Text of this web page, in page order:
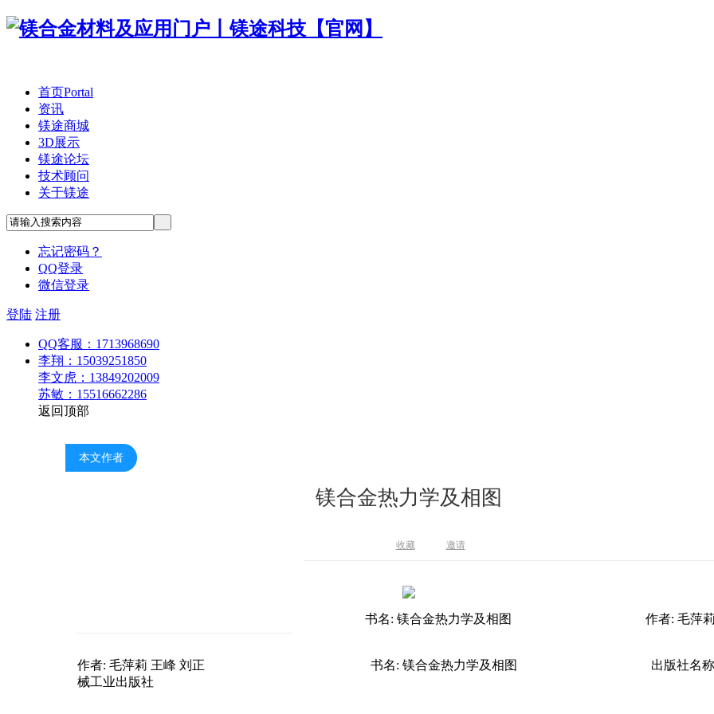
首页Portal
资讯
镁途商城
3D展示
镁途论坛
技术顾问
关于镁途
忘记密码？
QQ登录
微信登录
登陆 注册
QQ客服：1713968690
李翔：15039251850
李文虎：13849202009
苏敏：15516662286
返回顶部
镁合金热力学及相图
收藏 邀请
书名: 镁合金热力学及相图 作者: 毛萍
作者: 毛萍莉 王峰 刘正 书名: 镁合金热力学及相图 出版社名
械工业出版社
本文作者